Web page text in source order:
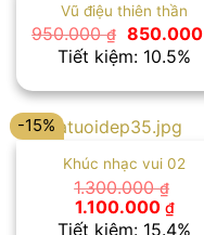
Vũ điệu thiên thần
950.000₫ Giá
gốc
là:
850.000
Tiết kiệm: 10.5%
-15%
Khúc nhạc vui 02
1.300.000₫
Giá
gốc
1.100.000 ₫Giá
hiện
Tiết kiệm: 15.4%